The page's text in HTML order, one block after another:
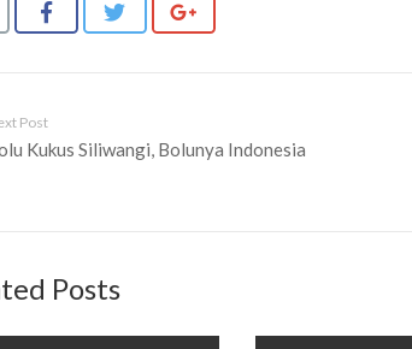
Post
Kukus Siliwangi, Bolunya Indonesia
Posts